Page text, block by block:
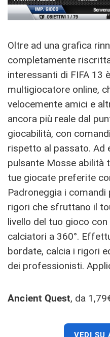
Oltre ad una grafica
completamente
interessanti di FIFA 13
multigiocatore online,
velocemente amici e
ancora più reale dal
giocabilità, con
rispetto al passato. Ad
pulsante Mosse abilità
tue giocate preferite
Padroneggia i comandi
rigori che sfruttano il
livello del tuo gioco
calciatori a 360°.
bordate, calcia i rigori
dei professionisti.
Ancient Quest, da
VEDI SU